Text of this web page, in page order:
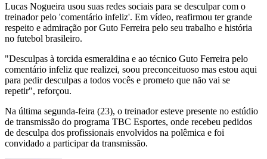
Lucas Nogueira usou suas redes sociais para se desculpar com o
treinador pelo 'comentário infeliz'. Em vídeo, reafirmou ter grande
respeito e admiração por Guto Ferreira pelo seu trabalho e história
no futebol brasileiro.
"Desculpas à torcida esmeraldina e ao técnico Guto Ferreira pelo
comentário infeliz que realizei, soou preconceituoso mas estou aqui
para pedir desculpas a todos vocês e prometo que não vai se
repetir", reforçou.
Na última segunda-feira (23), o treinador esteve presente no estúdio
de transmissão do programa TBC Esportes, onde recebeu pedidos
de desculpa dos profissionais envolvidos na polêmica e foi
convidado a participar da transmissão.